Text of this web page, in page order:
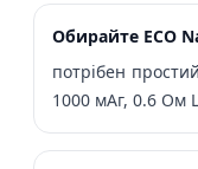
Обирайте ECO
потрібен
1000 мАг, 0.6 Ом